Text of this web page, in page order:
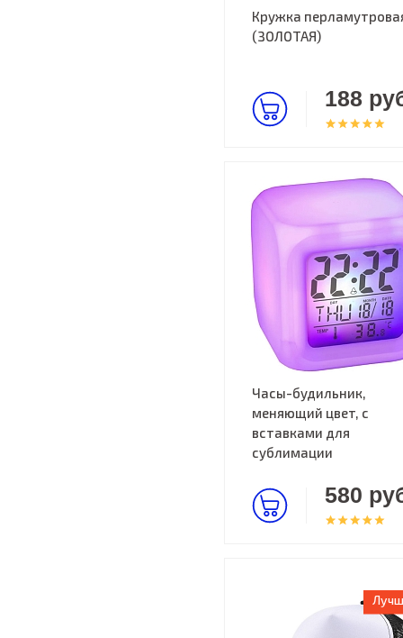
Кружка
(ЗОЛОТАЯ)
188
Часы-будильник,
меняющий цвет, с
вставками для
сублимации
580